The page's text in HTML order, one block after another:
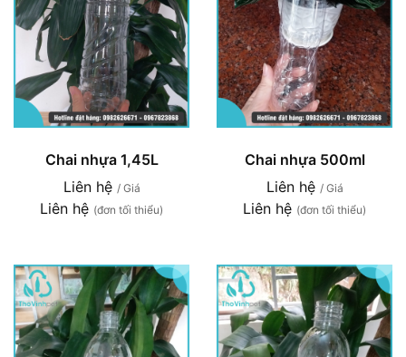
Chai nhựa 1,45L
Liên hệ / Giá
Liên hệ (đơn tối thiểu)
Chai nhựa 500ml
Liên hệ / Giá
Liên hệ (đơn tối thiểu)